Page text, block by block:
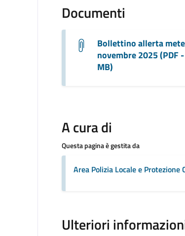
Documenti
Bollettino allerta
novembre 2025 (PDF
MB)
A cura di
Questa pagina è gestita da
Area Polizia Locale e Protezione
Ulteriori